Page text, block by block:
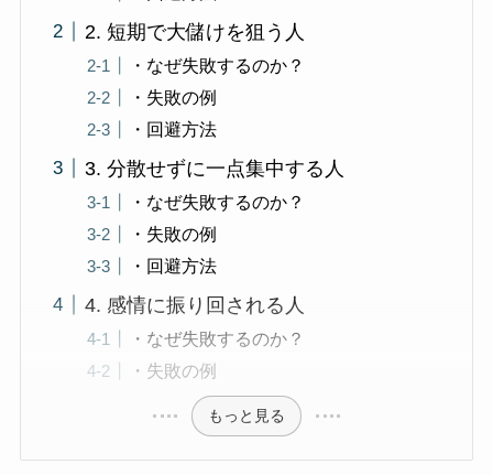
2. 短期で大儲けを狙う人
・なぜ失敗するのか？
・失敗の例
・回避方法
3. 分散せずに一点集中する人
・なぜ失敗するのか？
・失敗の例
・回避方法
4. 感情に振り回される人
・なぜ失敗するのか？
・失敗の例
もっと見る